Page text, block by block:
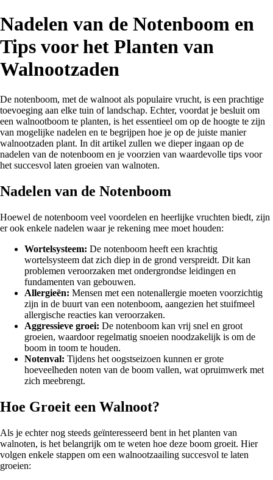
Nadelen van de Notenboom en
Tips voor het Planten van
Walnootzaden
De notenboom, met de walnoot als populaire vrucht, is een prachtige
toevoeging aan elke tuin of landschap. Echter, voordat je besluit om
een walnootboom te planten, is het essentieel om op de hoogte te zijn
van mogelijke nadelen en te begrijpen hoe je op de juiste manier
walnootzaden plant. In dit artikel zullen we dieper ingaan op de
nadelen van de notenboom en je voorzien van waardevolle tips voor
het succesvol laten groeien van walnoten.
Nadelen van de Notenboom
Hoewel de notenboom veel voordelen en heerlijke vruchten biedt, zijn
er ook enkele nadelen waar je rekening mee moet houden:
Wortelsysteem: De notenboom heeft een krachtig
wortelsysteem dat zich diep in de grond verspreidt. Dit kan
problemen veroorzaken met ondergrondse leidingen en
fundamenten van gebouwen.
Allergieën: Mensen met een notenallergie moeten voorzichtig
zijn in de buurt van een notenboom, aangezien het stuifmeel
allergische reacties kan veroorzaken.
Aggressieve groei: De notenboom kan vrij snel en groot
groeien, waardoor regelmatig snoeien noodzakelijk is om de
boom in toom te houden.
Notenval: Tijdens het oogstseizoen kunnen er grote
hoeveelheden noten van de boom vallen, wat opruimwerk met
zich meebrengt.
Hoe Groeit een Walnoot?
Als je echter nog steeds geïnteresseerd bent in het planten van
walnoten, is het belangrijk om te weten hoe deze boom groeit. Hier
volgen enkele stappen om een walnootzaailing succesvol te laten
groeien: